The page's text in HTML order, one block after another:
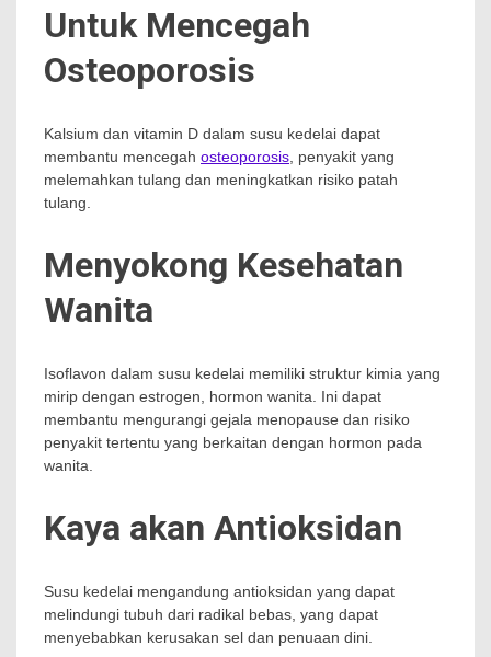
Untuk Mencegah
Osteoporosis
Kalsium dan vitamin D dalam susu kedelai dapat
membantu mencegah osteoporosis , penyakit yang
melemahkan tulang dan meningkatkan risiko patah
tulang.
Menyokong Kesehatan
Wanita
Isoflavon dalam susu kedelai memiliki struktur kimia yang
mirip dengan estrogen, hormon wanita. Ini dapat
membantu mengurangi gejala menopause dan risiko
penyakit tertentu yang berkaitan dengan hormon pada
wanita.
Kaya akan Antioksidan
Susu kedelai mengandung antioksidan yang dapat
melindungi tubuh dari radikal bebas, yang dapat
menyebabkan kerusakan sel dan penuaan dini.